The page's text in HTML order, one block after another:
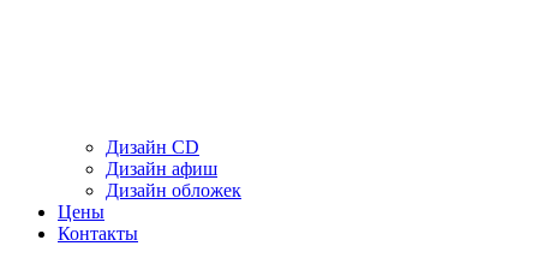
Дизайн CD
Дизайн афиш
Дизайн обложек
Цены
Контакты